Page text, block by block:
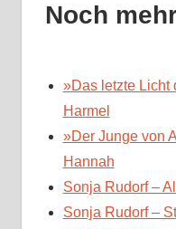
Noch
»Das letzte Licht
Harmel
»Der Junge von
Hannah
Sonja Rudorf –
Sonja Rudorf –